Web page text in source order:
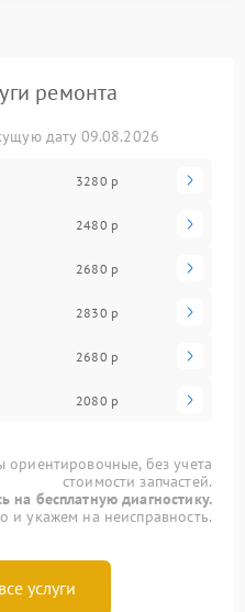
ремонта
дату 09.08.2026
3280 р
2480 р
2680 р
2830 р
2680 р
2080 р
ориентировочные, без учета
стоимости запчастей.
на бесплатную диагностику.
и укажем на неисправность.
услуги